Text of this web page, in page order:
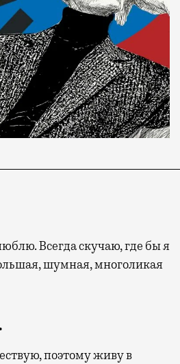
Всегда скучаю, где бы я
шумная, многоликая
поэтому живу в